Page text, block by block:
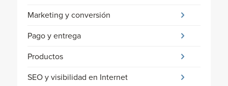
Marketing y conversión
Pago y entrega
Productos
SEO y visibilidad en Internet